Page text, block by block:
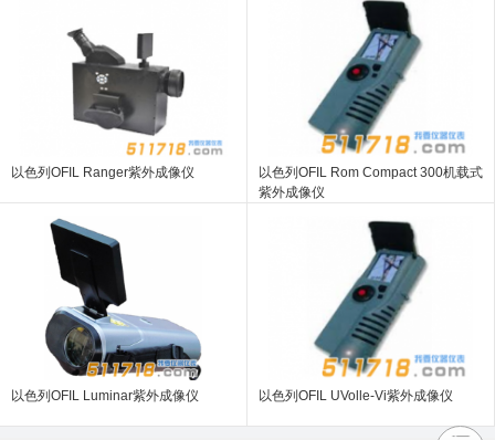
以色列OFIL Ranger紫外成像仪
以色列OFIL Rom Compact 300机载式
紫外成像仪
以色列OFIL Luminar紫外成像仪 以色列OFIL UVolle-Vi紫外成像仪